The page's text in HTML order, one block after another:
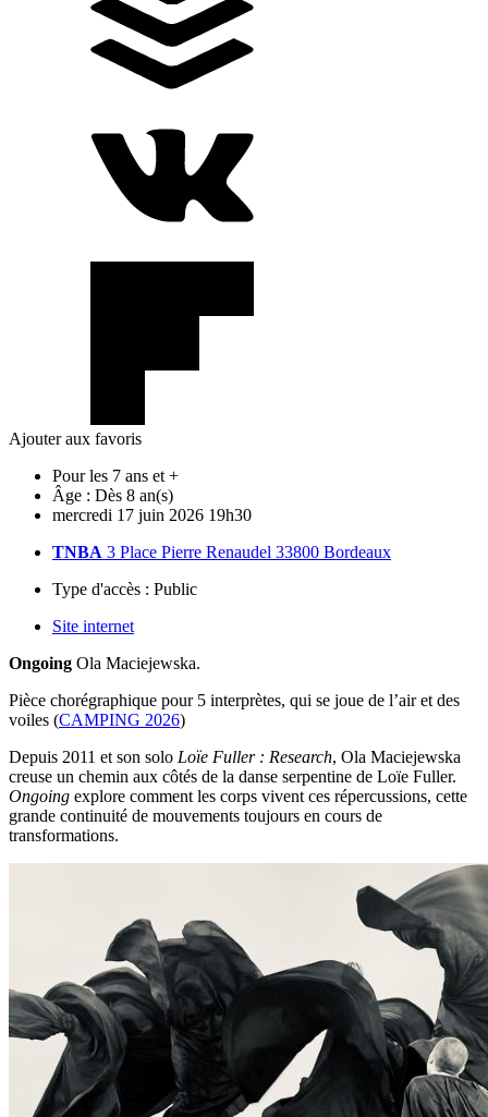
Ajouter aux favoris
Pour les 7 ans et +
Âge : Dès 8 an(s)
mercredi 17 juin 2026 19h30
TNBA 3 Place Pierre Renaudel 33800 Bordeaux
Type d'accès : Public
Site internet
Ongoing Ola Maciejewska.
Pièce chorégraphique pour 5 interprètes, qui se joue de l’air et des
voiles (CAMPING 2026)
Depuis 2011 et son solo Loïe Fuller : Research, Ola Maciejewska
creuse un chemin aux côtés de la danse serpentine de Loïe Fuller.
Ongoing explore comment les corps vivent ces répercussions, cette
grande continuité de mouvements toujours en cours de
transformations.